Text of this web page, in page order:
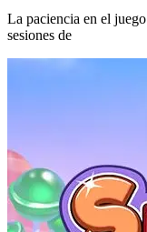
La paciencia en el
sesiones de